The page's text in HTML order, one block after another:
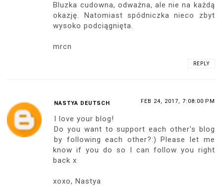
Bluzka cudowna, odważna, ale nie na każdą
okazję. Natomiast spódniczka nieco zbyt
wysoko podciągnięta.
mrcn
REPLY
NASTYA DEUTSCH FEB 24, 2017, 7:08:00 PM
I love your blog!
Do you want to support each other's blog
by following each other?:) Please let me
know if you do so I can follow you right
back x
xoxo, Nastya